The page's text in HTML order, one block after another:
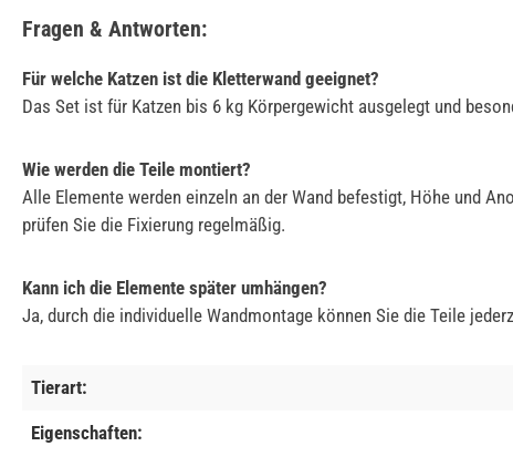
Fragen & Antworten:
Für welche Katzen ist die Kletterwand geeignet?
Das Set ist für Katzen bis 6 kg Körpergewicht ausgelegt und
Wie werden die Teile montiert?
Alle Elemente werden einzeln an der Wand befestigt, Höhe und
prüfen Sie die Fixierung regelmäßig.
Kann ich die Elemente später umhängen?
Ja, durch die individuelle Wandmontage können Sie die Teile
Tierart:
Eigenschaften: